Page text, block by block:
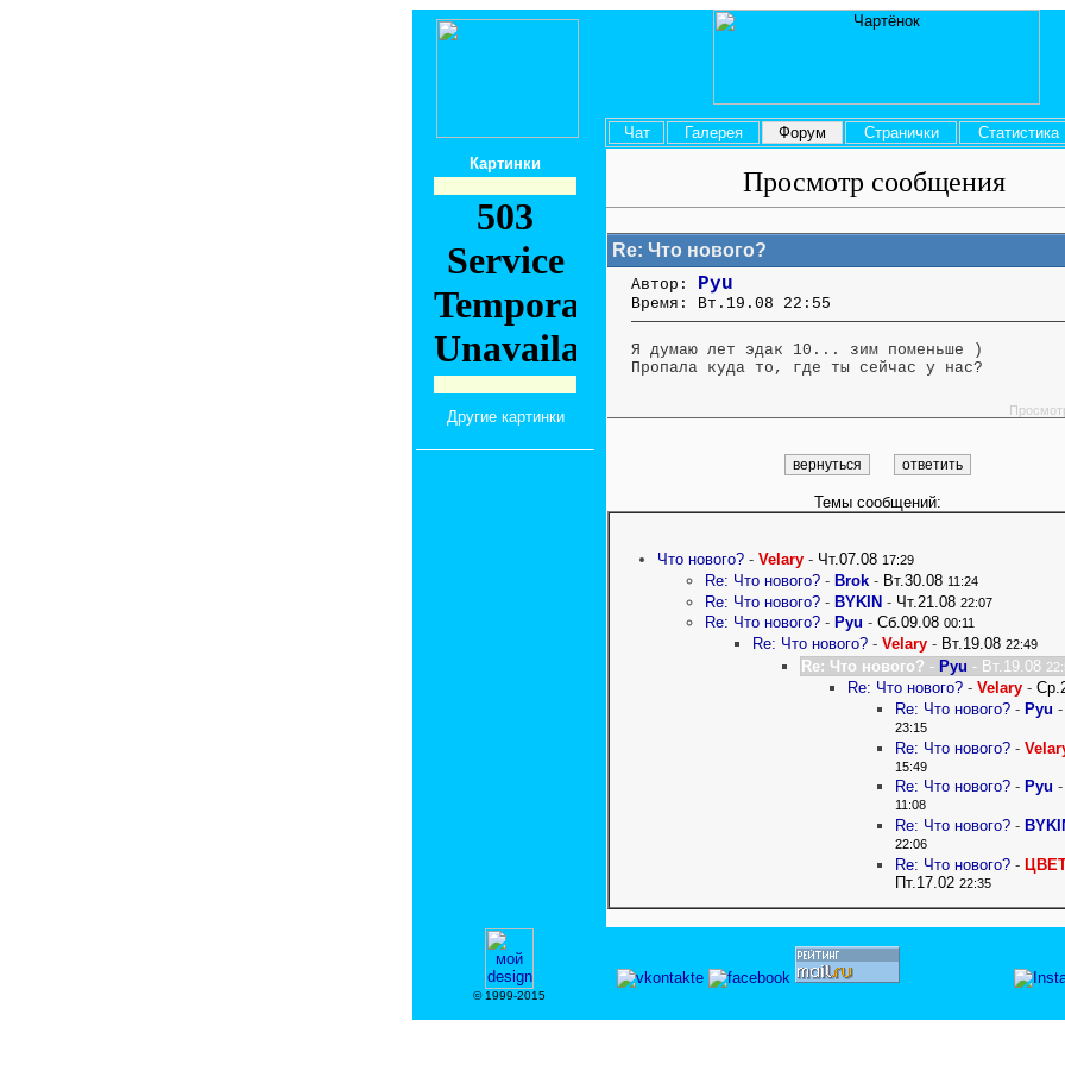
Чат Галерея Форум Странички Статистика
Картинки
Другие картинки
Просмотр сообщения
Re: Что нового?
Автор: Pyu
Время: Вт.19.08 22:55
Я думаю лет эдак 10... зим поменьше )
Пропала куда то, где ты сейчас у нас?
Темы сообщений:
Что нового? - Velary - Чт.07.08 17:29
Re: Что нового? - Brok - Вт.30.08 11:24
Re: Что нового? - BYKIN - Чт.21.08 22:07
Re: Что нового? - Pyu - Сб.09.08 00:11
Re: Что нового? - Velary - Вт.19.08 22:49
Re: Что нового? - Pyu - Вт.19.08
Re: Что нового? - Velary -
Re: Что нового? - Pyu -
23:15
Re: Что нового? -
15:49
Re: Что нового? - Pyu -
11:08
Re: Что нового? -
22:06
Re: Что нового? -
Пт.17.02 22:35
© 1999-2015